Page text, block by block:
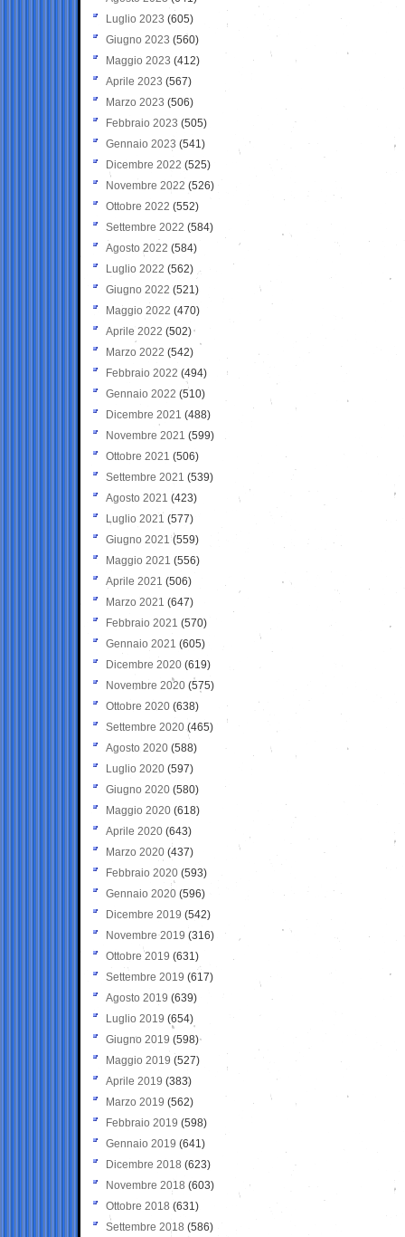
Luglio 2023 (605)
Giugno 2023 (560)
Maggio 2023 (412)
Aprile 2023 (567)
Marzo 2023 (506)
Febbraio 2023 (505)
Gennaio 2023 (541)
Dicembre 2022 (525)
Novembre 2022 (526)
Ottobre 2022 (552)
Settembre 2022 (584)
Agosto 2022 (584)
Luglio 2022 (562)
Giugno 2022 (521)
Maggio 2022 (470)
Aprile 2022 (502)
Marzo 2022 (542)
Febbraio 2022 (494)
Gennaio 2022 (510)
Dicembre 2021 (488)
Novembre 2021 (599)
Ottobre 2021 (506)
Settembre 2021 (539)
Agosto 2021 (423)
Luglio 2021 (577)
Giugno 2021(559)
Maggio 2021 (556)
Aprile 2021 (506)
Marzo 2021 (647)
Febbraio 2021 (570)
Gennaio 2021 (605)
Dicembre 2020 (619)
Novembre 2020 (575)
Ottobre 2020 (638)
Settembre 2020(465)
Agosto 2020 (588)
Luglio 2020 (597)
Giugno 2020 (580)
Maggio 2020 (618)
Aprile 2020 (643)
Marzo 2020 (437)
Febbraio 2020 (593)
Gennaio 2020 (596)
Dicembre 2019 (542)
Novembre 2019 (316)
Ottobre 2019 (631)
Settembre 2019 (617)
Agosto 2019 (639)
Luglio 2019 (654)
Giugno 2019 (598)
Maggio 2019 (527)
Aprile 2019 (383)
Marzo 2019 (562)
Febbraio 2019 (598)
Gennaio 2019 (641)
Dicembre 2018 (623)
Novembre 2018 (603)
Ottobre 2018 (631)
Settembre 2018 (586)